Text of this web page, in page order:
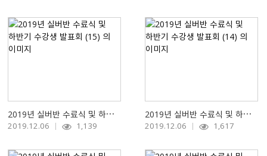
2019년 실버반 수료식 및 하반기 수강생 발표회 (15)
2019.12.06 1,139
2019년 실버반 수료식 및 하반기 수강생 발표회 (14)
2019.12.06 1,617